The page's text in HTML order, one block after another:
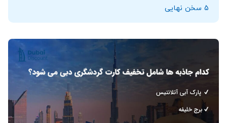
5 سخن نهایی